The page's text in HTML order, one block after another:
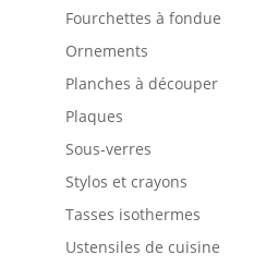
Fourchettes à fondue
Ornements
Planches à découper
Plaques
Sous-verres
Stylos et crayons
Tasses isothermes
Ustensiles de cuisine